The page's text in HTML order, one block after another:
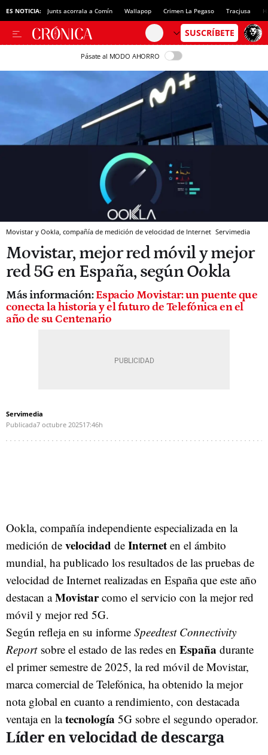
ES NOTICIA: Junts acorrala a Comín Wallapop Crimen La Pegaso Tracjusa
Pásate al MODO AHORRO
Movistar y Ookla, compañía de medición de velocidad de Internet Servimedia
Movistar, mejor red móvil y mejor
red 5G en España, según Ookla
Más información:Espacio Movistar: un puente que
conecta la historia y el futuro de Telefónica en el
año de su Centenario
Servimedia
Publicada7 octubre 202517:46h
Ookla, compañía independiente especializada en la
medición de velocidad de Internet en el ámbito
mundial, ha publicado los resultados de las pruebas de
velocidad de Internet realizadas en España que este año
destacan aMovistarcomo el servicio con la mejor red
móvil y mejor red 5G.
Según refleja en su informe Speedtest Connectivity
Report sobre el estado de las redes en España durante
el primer semestre de 2025, la red móvil de Movistar,
marca comercial de Telefónica, ha obtenido la mejor
nota global en cuanto a rendimiento, con destacada
ventaja en latecnología 5G sobre el segundo operador.
Líder en velocidad de descarga